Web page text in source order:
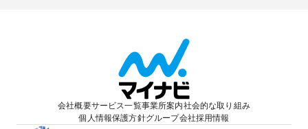
会社概要サービス一覧事業所案内社会的な取り組み
個人情報保護方針グループ会社採用情報